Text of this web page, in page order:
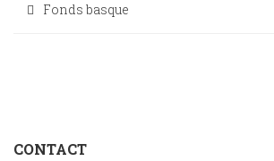
Fonds basque
CONTACT